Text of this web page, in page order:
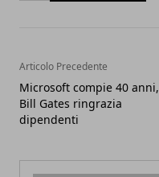
Articolo Precedente
Microsoft compie 40 anni,
Bill Gates ringrazia
dipendenti